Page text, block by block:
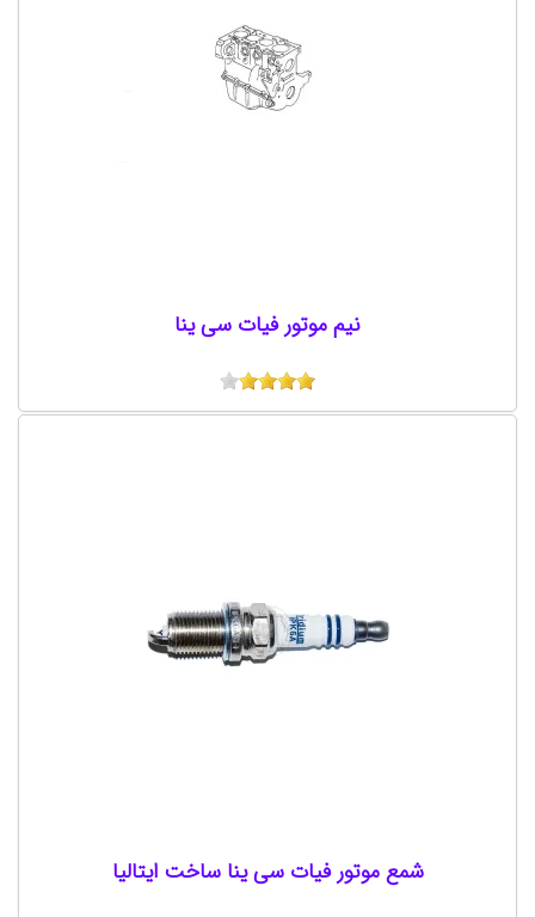
نیم موتور فیات سی‌ ینا
شمع موتور فیات سی ینا ساخت ایتالیا